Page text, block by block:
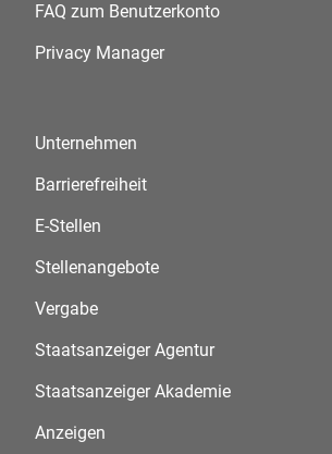
FAQ zum Benutzerkonto
Privacy Manager
Unternehmen
Barrierefreiheit
E-Stellen
Stellenangebote
Vergabe
Staatsanzeiger Agentur
Staatsanzeiger Akademie
Anzeigen